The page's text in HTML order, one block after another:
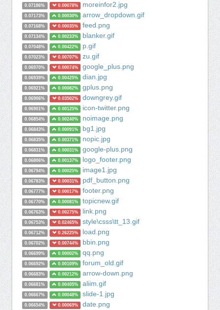
0.07186% 0.00078% moreinfor2.jpg
0.07173% 0.00030% arrow_dropdown.gif
0.07168% 0.00035% feed.png
0.07134% 0.00233% blanker.gif
0.07048% 0.00422% p.gif
0.07023% 0.00707% zu.gif
0.06970% 0.00074% google_plus.png
0.06939% 0.00425% dian.jpg
0.06921% 0.00082% gplus.png
0.06906% 0.03502% downgrey.gif
0.06901% 0.00125% icon-twitter.png
0.06854% 0.00240% noimage.png
0.06843% 0.00091% bg1.jpg
0.06835% 0.00371% nopic.jpg
0.06831% 0.00031% google-plus.png
0.06806% 0.00137% logo_footer.png
0.06794% 0.00025% image1.jpg
0.06783% 0.00031% pdf_button.png
0.06777% 0.00017% footer.png
0.06770% 0.00081% topicnew.gif
0.06763% 0.00275% link.png
0.06753% 0.02465% style\csss\tt_13.gif
0.06712% 0.26225% load.png
0.06702% 0.00744% bbin.png
0.06699% 0.00002% qq.png
0.06692% 0.00109% forum_old.gif
0.06683% 0.00212% arrow-down.png
0.06681% 0.00405% aliim.gif
0.06667% 0.00048% slide-1.jpg
0.06654% 0.00069% date.png